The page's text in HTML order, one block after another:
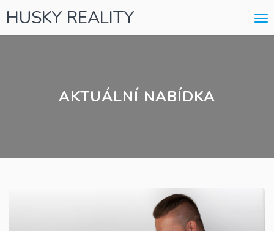
HUSKY REALITY
AKTUÁLNÍ NABÍDKA